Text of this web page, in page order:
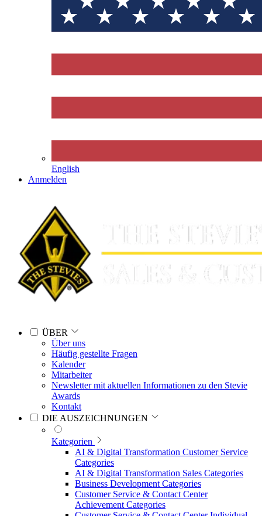
English
Anmelden
ÜBER
Über uns
Häufig gestellte Fragen
Kalender
Mitarbeiter
Newsletter mit aktuellen Informationen zu den Stevie
Awards
Kontakt
DIE AUSZEICHNUNGEN
Kategorien
AI & Digital Transformation Customer Service
Categories
AI & Digital Transformation Sales Categories
Business Development Categories
Customer Service & Contact Center
Achievement Categories